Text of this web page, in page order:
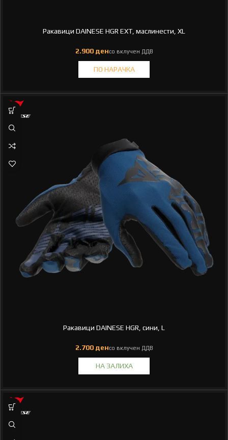
Ракавици DAINESE HGR EXT, маслинести, XL
Ракавици DAINESE HGR, сини, L